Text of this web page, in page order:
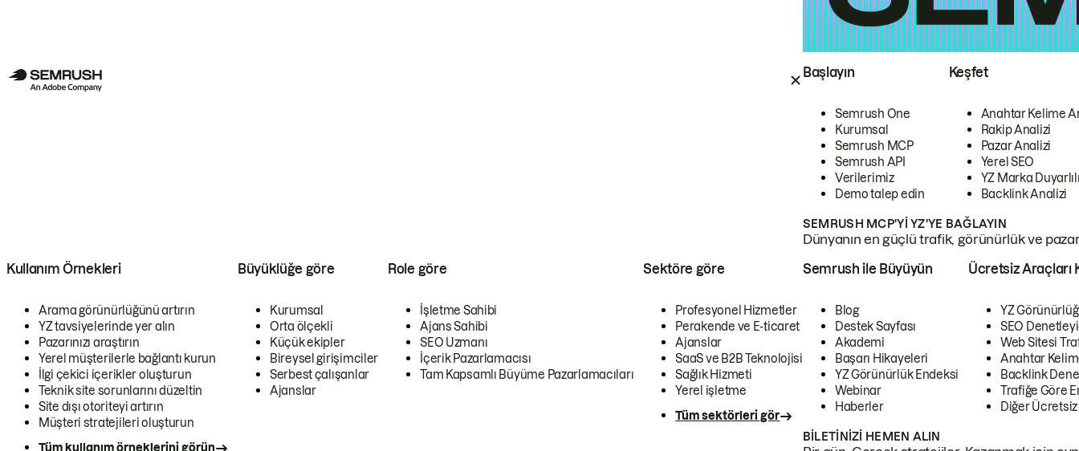
Başlayın
Semrush One
Kurumsal
Semrush MCP
Semrush API
Verilerimiz
Demo talep edin
Keşfet
Anahtar Kelime
Rakip Analizi
Pazar Analizi
Yerel SEO
YZ Marka
Backlink Analizi
SEMRUSH MCP'YI YZ'YE BAĞLAYIN
Dünyanın en güçlü trafik, görünürlük ve
Kullanım Örnekleri
Arama görünürlüğünü artırın
YZ tavsiyelerinde yer alın
Pazarınızı araştırın
Yerel müşterilerle bağlantı kurun
İlgi çekici içerikler oluşturun
Teknik site sorunlarını düzeltin
Site dışı otoriteyi artırın
Müşteri stratejileri oluşturun
Tüm kullanım örneklerini görün
Büyüklüğe göre
Kurumsal
Orta ölçekli
Küçük ekipler
Bireysel girişimciler
Serbest çalışanlar
Ajanslar
Role göre
İşletme Sahibi
Ajans Sahibi
SEO Uzmanı
İçerik Pazarlamacısı
Tam Kapsamlı Büyüme Pazarlamacıları
Sektöre göre
Profesyonel Hizmetler
Perakende ve E-ticaret
Ajanslar
SaaS ve B2B Teknolojisi
Sağlık Hizmeti
Yerel işletme
Tüm sektörleri gör
Semrush ile Büyüyün
Blog
Destek Sayfası
Akademi
Başarı Hikayeleri
YZ Görünürlük Endeksi
Webinar
Haberler
Ücretsiz Araçları
YZ
SEO
Web Sitesi
Anahtar
Backlink
Trafiğe Göre
Diğer
BILETINIZI HEMEN ALIN